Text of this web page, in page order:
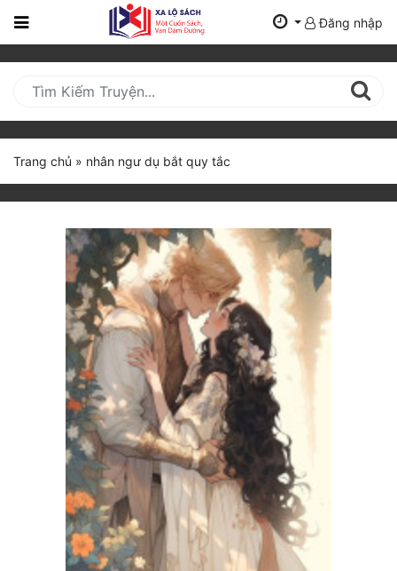
Trang
Mới
Cập
Nhật
(current)
Truyện Mới Ra
Hoàn Thành
Truyện Convert
Truyện Dịch
Truyện Nhập Môn
Đăng nhập
Trang chủ » nhân ngư dụ bắt quy tắc